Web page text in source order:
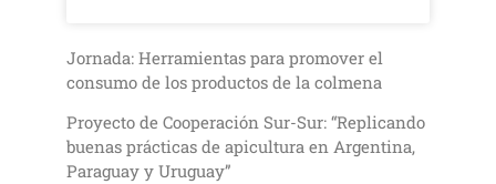
Jornada: Herramientas para promover el
consumo de los productos de la colmena
Proyecto de Cooperación Sur-Sur: “Replicando
buenas prácticas de apicultura en Argentina,
Paraguay y Uruguay”